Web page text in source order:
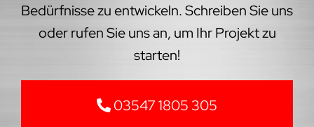
Bedürfnisse zu entwickeln. Schreiben Sie uns
oder rufen Sie uns an, um Ihr Projekt zu
starten!
03547 1805 305